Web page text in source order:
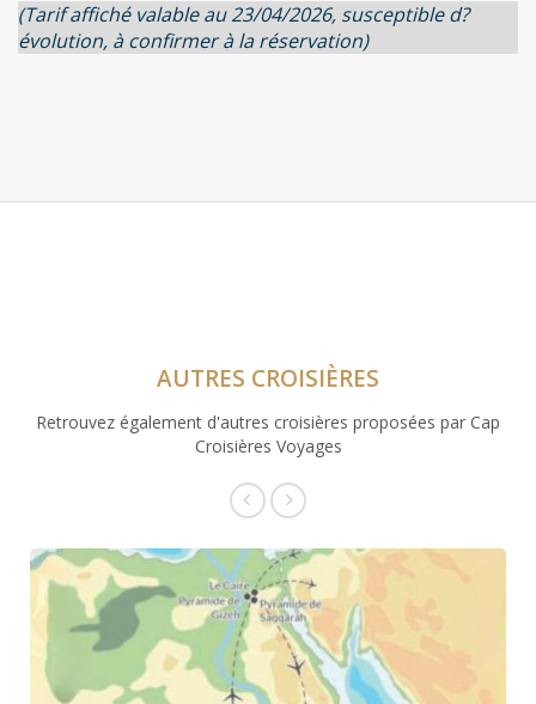
(Tarif affiché valable au 23/04/2026, susceptible d?
évolution, à confirmer à la réservation)
AUTRES CROISIÈRES
Retrouvez également d'autres croisières proposées par Cap
Croisières Voyages